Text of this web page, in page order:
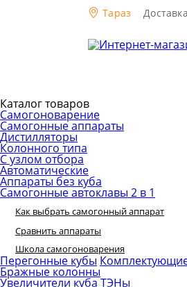
Тараз
Каталог товаров
Самогоноварение
Самогонные аппараты
Дистилляторы
Колонного типа
С узлом отбора
Автоматические
Аппараты без куба
Самогонные автоклавы 2 в 1
Как выбрать самогонный аппарат
Сравнить аппараты
Школа самогоноварения
Перегонные кубы
Бражные колонны
Увеличители куба ТЭНы